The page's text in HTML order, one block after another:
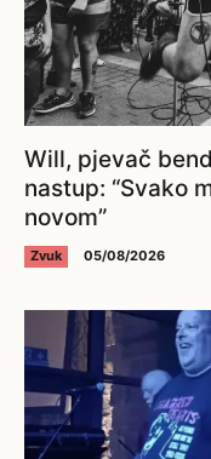
Will, pjevač
nastup: “Svako
novom”
Zvuk 05/08/2026